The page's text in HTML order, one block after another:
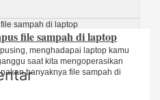
file sampah di laptop
menghadapai laptop kamu
saat kita mengoperasikan
banyaknya file sampah di